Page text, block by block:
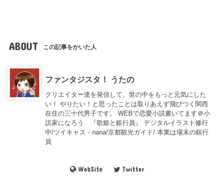
ABOUT この記事をかいた人
ファンタジスタ！ うたの
クリエイター達を発信して、世の中をもっと元気にした
い！ やりたい！と思ったことは取りあえず飛びつく関西
在住の三十代男子です。 WEBで恋愛小説書いてます＠小
説家になろう 『歌姫と銀行員』 デジタルイラスト修行
中/ツイキャス・nana/京都観光ガイド/ 本業は場末の銀行
員
WebSite Twitter